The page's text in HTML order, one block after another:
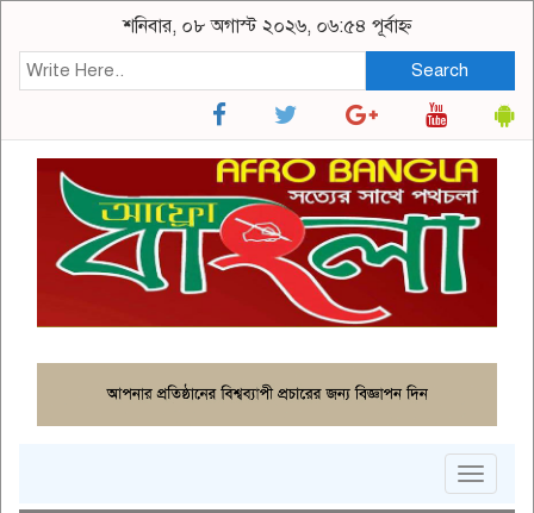
শনিবার, ০৮ অগাস্ট ২০২৬, ০৬:৫৪ পূর্বাহ্ন
Search
Toggle